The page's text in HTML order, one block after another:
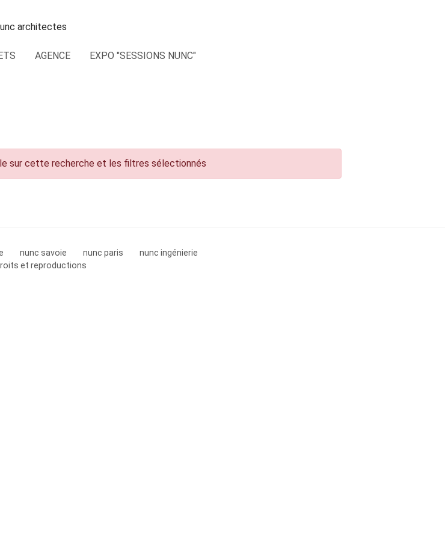
AGENCE EXPO "SESSIONS NUNC"
sur cette recherche et les filtres sélectionnés
nunc savoie nunc paris
nunc ingénierie
et reproductions